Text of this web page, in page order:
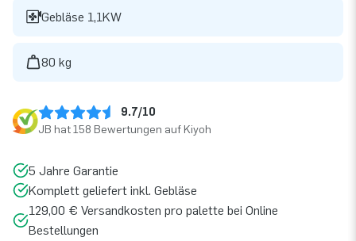
Gebläse 1,1KW
80 kg
9.7/10
JB hat 158 Bewertungen auf Kiyoh
5 Jahre Garantie
Komplett geliefert inkl. Gebläse
129,00 € Versandkosten pro palette bei Online
Bestellungen